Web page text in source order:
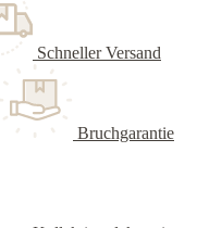
Schneller Versand
Bruchgarantie